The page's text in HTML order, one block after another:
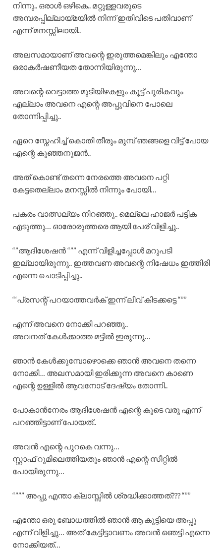
നിന്നു.. ഒരാൾ ഒഴികെ.. മറ്റുള്ളവരുടെ
അമ്പരപ്പില്ലായ്മയിൽ നിന്ന് ഇതിവിടെ പതിവാണ്
എന്ന് മനസ്സിലായി..
അലസമായാണ് അവന്റെ ഇരുത്തമെങ്കിലും എന്തോ
ഒരാകർഷണീയത തോന്നിയിരുന്നു…
അവന്റെ വെട്ടാത്ത മുടിയിഴകളും കൂട്ട് പുരികവും
എല്ലാം അവനെ എന്റെ അപ്പുവിനെ പോലെ
തോന്നിപ്പിച്ചു..
ഏറെ സ്നേഹിച്ച് കൊതി തീരും മുമ്പ് ഞങ്ങളെ വിട്ട് പോയ
എന്റെ കുഞ്ഞനുജൻ..
അത് കൊണ്ട് തന്നെ നേരത്തെ അവനെ പറ്റി
കേട്ടതെല്ലാം മനസ്സിൽ നിന്നും പോയി…
പകരം വാത്സല്യം നിറഞ്ഞു.. മെല്ലെ ഹാജർ പട്ടിക
എടുത്തു… ഓരോരുത്തരെ ആയി പേര് വിളിച്ചു..
“”ആദിശേഷൻ “”” എന്ന് വിളിച്ചപ്പോൾ മറുപടി
ഇല്ലായിരുന്നു.. ഇത്തവണ അവന്റെ നിഷേധം ഇത്തിരി
എന്നെ ചൊടിപ്പിച്ചു..
“‘പ്രസന്റ് പറയാത്തവർക് ഇന്ന് ലീവ് കിടക്കട്ടെ “””
എന്ന് അവനെ നോക്കി പറഞ്ഞു..
അവനത് കേൾക്കാത്ത മട്ടിൽ ഇരുന്നു…
ഞാൻ കേൾക്കുമ്പോഴൊക്കെ ഞാൻ അവനെ തന്നെ
നോക്കി… അലസമായി ഇരിക്കുന്ന അവനെ കാണെ
എന്റെ ഉള്ളിൽ ആവനോട് ദേഷ്യം തോന്നി..
പോകാൻനേരം ആദിശേഷൻ എന്റെ കൂടെ വരൂ എന്ന്
പറഞ്ഞിട്ടാണ് പോയത്..
അവൻ എന്റെ പുറകെ വന്നു…
സ്റ്റാഫ് റൂമിലെത്തിയതും ഞാൻ എന്റെ സീറ്റിൽ
പോയിരുന്നു…
“””” അപ്പു എന്താ ക്ലാസ്സിൽ ശ്രദ്ധിക്കാത്തത്??? “””
എന്തോ ഒരു ബോധത്തിൽ ഞാൻ ആ കുട്ടിയെ അപ്പു
എന്ന് വിളിച്ചു… അത് കേട്ടിട്ടാവണം അവൻ ഞെട്ടി എന്നെ
നോക്കിയത്…